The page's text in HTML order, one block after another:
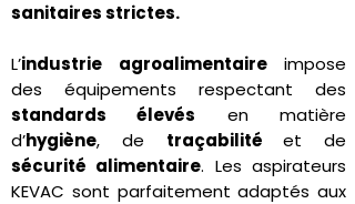
sanitaires strictes.
L’industrie agroalimentaireimpose
des équipements respectant des
standards élevés en matière
d’hygiène, de traçabilitéet de
sécurité alimentaire. Les aspirateurs
KEVAC sont parfaitement adaptés aux